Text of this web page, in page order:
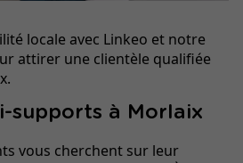
locale avec Linkeo et notre
attirer une clientèle qualifiée
supports à Morlaix
vous cherchent sur leur